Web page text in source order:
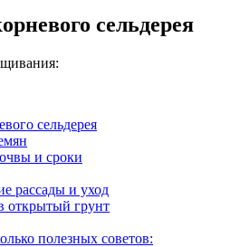
сельдерея
сельдерея
и сроки
рассады и уход
открытый грунт
полезных советов: